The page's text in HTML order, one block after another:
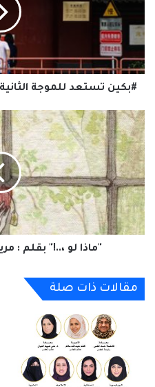
#فيروس_كورونا
بالإغلاق
#بكين تستعد للموجة
"ماذا
لو
،..!"
بقلم
:
مريم
سلطان
الشامسي
"ماذا لو ،..!" بقلم :
مقالات ذات صلة